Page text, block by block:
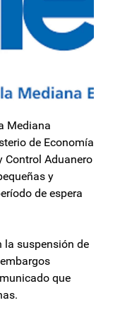
Mediana
de Economía
Control Aduanero
y
de espera
la suspensión de
que